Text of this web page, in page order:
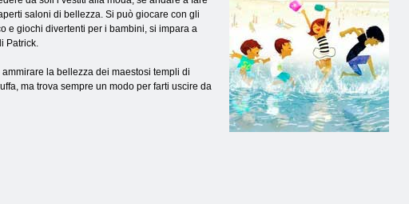
saloni di bellezza. Si può giocare con gli
e giochi divertenti per i bambini, si impara a
Patrick.
la bellezza dei maestosi templi di
ma trova sempre un modo per farti uscire da